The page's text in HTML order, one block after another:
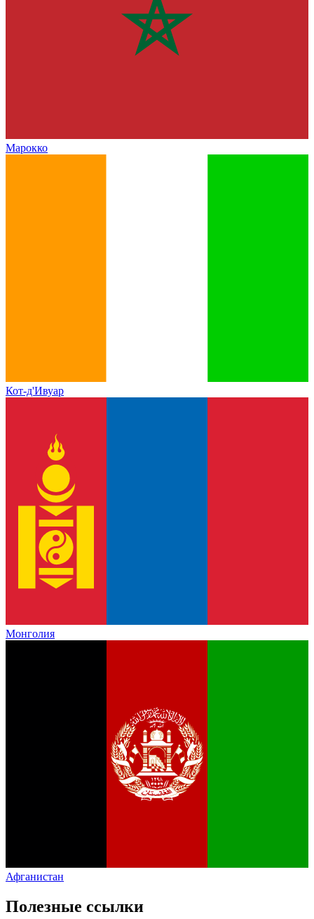
Марокко
Кот-д'Ивуар
Монголия
Афганистан
Полезные ссылки